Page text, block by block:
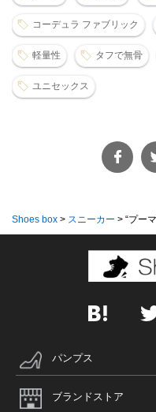
コーデュラ ファブリック
軽量性 タフで無骨
ユニセックス
Shoes box > スニーカー > “プー
パンプス
ブランドストア